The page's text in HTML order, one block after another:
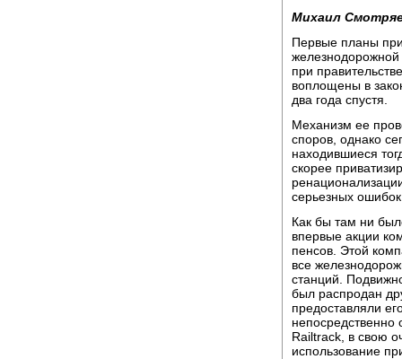
Михаил
Первые планы
при
воплощены в
два года спустя.
Механизм ее
споров, однако
находившиеся
скорее
серьезных
Как бы там ни
впервые акции
пенсов. Этой
все
станций.
был распродан
предоставляли
Railtrack, в свою
использование